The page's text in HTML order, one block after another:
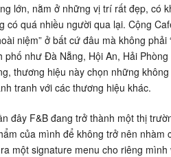
lớn, nằm ở những vị trí rất đẹp, có
có quá nhiều người qua lại. Cộng
niệm” ở bất cứ đâu mà không
như Đà Nẵng, Hội An, Hải
thương hiệu này chọn những
tranh với các thương hiệu khác.
đây F&B đang trở thành một thị
của mình để không trở nên
một signature menu cho riêng